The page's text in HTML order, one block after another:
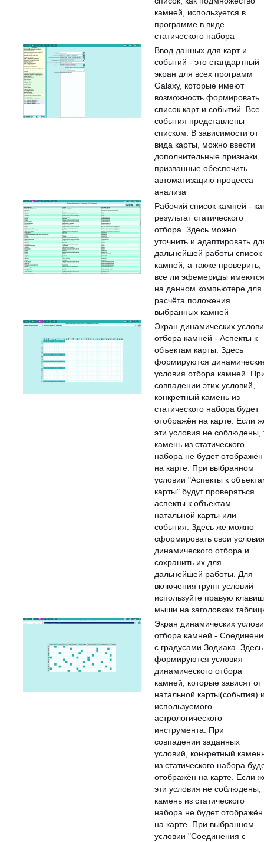
камней, используется в
программе в виде
статического набора
Ввод данных для карт и
событий - это стандартный
экран для всех программ
Galaxy, которые имеют
возможность формировать
список карт и событий. Все
события представлены
списком. В зависимости от
вида карты, можно ввести
дополнительные признаки,
призванные обеспечить
автоматизацию процесса
анализа
Рабочий список камней -
результат статического
отбора. Здесь можно
уточнить и адаптировать
дальнейшей работы список
камней, а также проверить,
все ли эфемериды имеются
на данном компьютере для
расчёта положения
выбранных камней
Экран динамических
отбора камней - Аспекты к
объектам карты. Здесь
формируются
условия отбора камней.
совпадении этих условий,
конкретный камень из
статического набора будет
отображён на карте. Если
эти условия не соблюдены,
камень из статического
набора не будет отображён
на карте. При выбранном
условии "Аспекты к
карты" будут проверяться
аспекты к объектам
натальной карты или
события. Здесь же можно
сформировать свои
динамического отбора и
сохранить их для
дальнейшей работы. Для
включения групп условий
используйте правую
мыши на заголовках
Экран динамических
отбора камней -
с градусами Зодиака. Здесь
формируются условия
динамического отбора
камней, которые зависят от
натальной карты(события)
используемого
астрологического
инструмента. При
совпадении заданных
условий, конкретный
из статического набора
отображён на карте. Если
эти условия не соблюдены,
камень из статического
набора не будет отображён
на карте. При выбранном
условии "Соединения с